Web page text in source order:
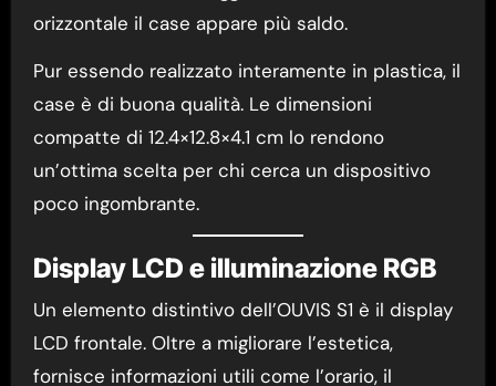
orizzontale il case appare più saldo.
Pur essendo realizzato interamente in plastica, il
case è di buona qualità. Le dimensioni
compatte di 12.4×12.8×4.1 cm lo rendono
un’ottima scelta per chi cerca un dispositivo
poco ingombrante.
Display LCD e illuminazione RGB
Un elemento distintivo dell’OUVIS S1 è il display
LCD frontale. Oltre a migliorare l’estetica,
fornisce informazioni utili come l’orario, il